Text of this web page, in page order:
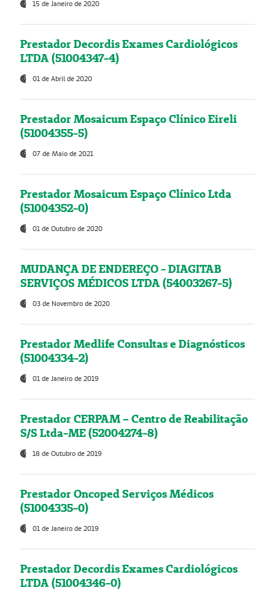
15 de Janeiro de 2020
Prestador Decordis Exames Cardiológicos
LTDA (51004347-4)
01 de Abril de 2020
Prestador Mosaicum Espaço Clínico Eireli
(51004355-5)
07 de Maio de 2021
Prestador Mosaicum Espaço Clínico Ltda
(51004352-0)
01 de Outubro de 2020
MUDANÇA DE ENDEREÇO - DIAGITAB
SERVIÇOS MÉDICOS LTDA (54003267-5)
03 de Novembro de 2020
Prestador Medlife Consultas e Diagnósticos
(51004334-2)
01 de Janeiro de 2019
Prestador CERPAM – Centro de Reabilitação
S/S Ltda-ME (52004274-8)
18 de Outubro de 2019
Prestador Oncoped Serviços Médicos
(51004335-0)
01 de Janeiro de 2019
Prestador Decordis Exames Cardiológicos
LTDA (51004346-0)